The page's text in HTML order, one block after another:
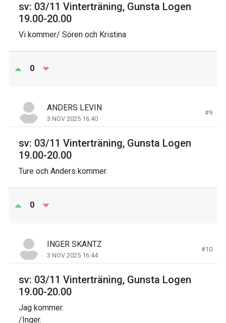
sv: 03/11 Vinterträning, Gunsta Logen
19.00-20.00
Vi kommer/ Sören och Kristina
0
ANDERS LEVIN
3 NOV 2025 16:40
#9
sv: 03/11 Vinterträning, Gunsta Logen
19.00-20.00
Ture och Anders kommer.
0
INGER SKANTZ
3 NOV 2025 16:44
#10
sv: 03/11 Vinterträning, Gunsta Logen
19.00-20.00
Jag kommer.
/Inger.